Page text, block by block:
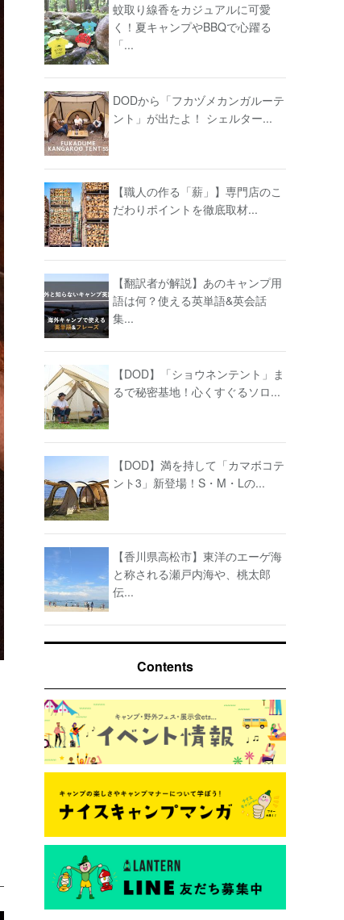
蚊取り線香をカジュアルに可愛
く！夏キャンプやBBQで心躍る
「...
DODから「フカヅメカンガルーテ
ント」が出たよ！ シェルター...
【職人の作る「薪」】専門店のこ
だわりポイントを徹底取材...
【翻訳者が解説】あのキャンプ用
語は何？使える英単語&英会話
集...
【DOD】「ショウネンテント」ま
るで秘密基地！心くすぐるソロ...
【DOD】満を持して「カマボコテ
ント3」新登場！S・M・Lの...
【香川県高松市】東洋のエーゲ海
と称される瀬戸内海や、桃太郎
伝...
Contents